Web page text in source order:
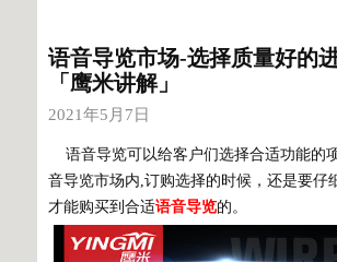
语音导览市场-选择质量好的
「鹰米讲解」
2021年5月7日
语音导览可以给客户们选择合适功能的
音导览市场内,订购选择的时候，还是要仔
才能购买到合适语音导览的。